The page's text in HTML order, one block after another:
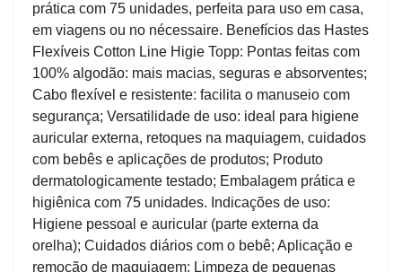
prática com 75 unidades, perfeita para uso em casa,
em viagens ou no nécessaire. Benefícios das Hastes
Flexíveis Cotton Line Higie Topp: Pontas feitas com
100% algodão: mais macias, seguras e absorventes;
Cabo flexível e resistente: facilita o manuseio com
segurança; Versatilidade de uso: ideal para higiene
auricular externa, retoques na maquiagem, cuidados
com bebês e aplicações de produtos; Produto
dermatologicamente testado; Embalagem prática e
higiênica com 75 unidades. Indicações de uso:
Higiene pessoal e auricular (parte externa da
orelha); Cuidados diários com o bebê; Aplicação e
remoção de maquiagem; Limpeza de pequenas